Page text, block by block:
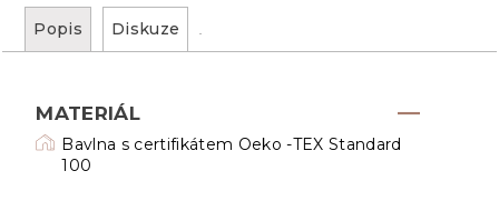
Popis Diskuze
MATERIÁL
Bavlna s certifikátem Oeko -TEX Standard
100